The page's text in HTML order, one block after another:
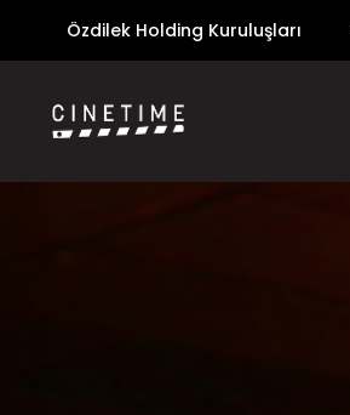
Özdilek Holding Kuruluşları